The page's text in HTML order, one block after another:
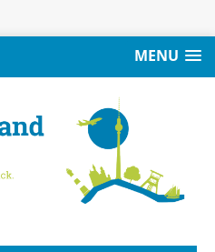
MENU